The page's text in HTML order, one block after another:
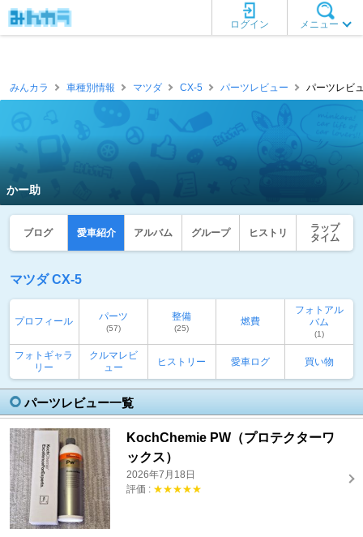
メニュー
ログイン
みんカラ 車種別情報 マツダ CX-5 パーツレビュー パーツレビ
かー助
ブログ 愛車紹介 アルバム グループ ヒストリ
ラップ
タイム
マツダ CX-5
プロフィール パーツ
(57)
整備
(25)
燃費
フォトアル
バム
(1)
フォトギャラ
リー
クルマレビ
ュー
ヒストリー 愛車ログ 買い物
パーツレビュー一覧
KochChemie PW（プロテクターワ
ックス）
2026年7月18日
評価 : ★★★★★